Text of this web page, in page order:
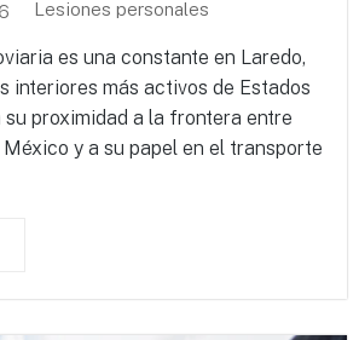
Lesiones personales
es una constante en Laredo,
interiores más activos de Estados
su proximidad a la frontera entre
y a su papel en el transporte